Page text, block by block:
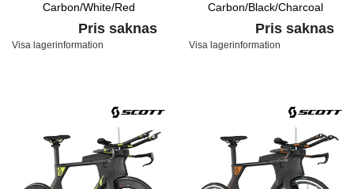
Carbon/White/Red
Pris saknas
Visa lagerinformation
Carbon/Black/Charcoal
Pris saknas
Visa lagerinformation